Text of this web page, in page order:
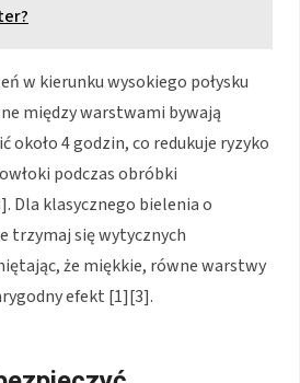
w kierunku wysokiego połysku
między warstwami bywają
około 4 godzin, co redukuje ryzyko
podczas obróbki
Dla klasycznego bielenia o
trzymaj się wytycznych
że miękkie, równe warstwy
efekt [1][3].